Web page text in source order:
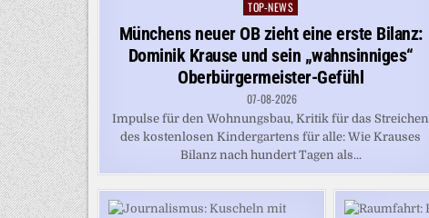
Posted
in
TOP-NEWS
Münchens neuer OB zieht eine erste Bilanz:
Dominik Krause und sein „wahnsinniges“
Oberbürgermeister-Gefühl
07-08-2026
Impulse für den Wohnungsbau, Kritik für das Streichen
des kostenlosen Kindergartens für alle: Wie Krauses
Bilanz nach hundert Tagen als...